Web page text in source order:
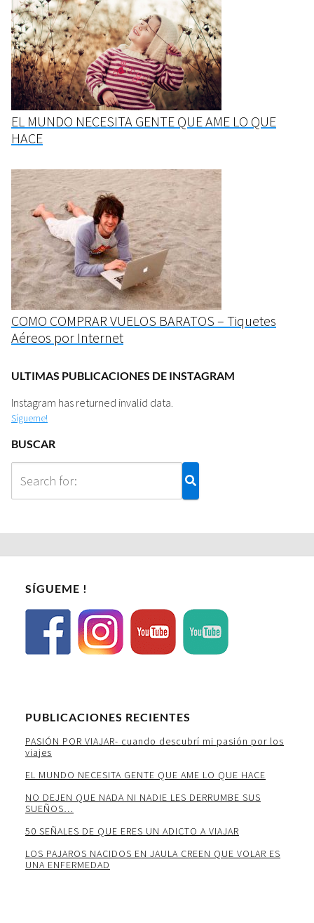
EL MUNDO NECESITA GENTE QUE AME LO QUE
HACE
COMO COMPRAR VUELOS BARATOS – Tiquetes
Aéreos por Internet
ULTIMAS PUBLICACIONES DE INSTAGRAM
Instagram has returned invalid data.
Sígueme!
BUSCAR
SÍGUEME !
PUBLICACIONES RECIENTES
PASIÓN POR VIAJAR- cuando descubrí mi pasión por los
viajes
EL MUNDO NECESITA GENTE QUE AME LO QUE HACE
NO DEJEN QUE NADA NI NADIE LES DERRUMBE SUS
SUEÑOS…
50 SEÑALES DE QUE ERES UN ADICTO A VIAJAR
LOS PAJAROS NACIDOS EN JAULA CREEN QUE VOLAR ES
UNA ENFERMEDAD